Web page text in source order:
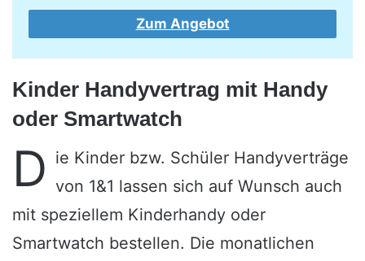
Zum Angebot
Kinder Handyvertrag mit Handy
oder Smartwatch
D ie Kinder bzw. Schüler Handyverträge
von 1&1 lassen sich auf Wunsch auch
mit speziellem Kinderhandy oder
Smartwatch bestellen. Die monatlichen